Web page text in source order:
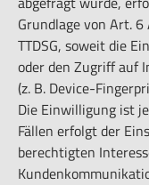
Grundlage von Art. 6
TTDSG, soweit die
oder den Zugriff auf
(z. B. Device-
Die Einwilligung ist
Fällen erfolgt der
berechtigten